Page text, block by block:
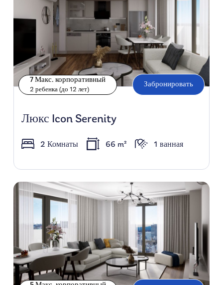
7 Макс. корпоративный
2 ребенка (до 12 лет)
Забронировать
Люкс Icon Serenity
2 Комнаты 66 m² 1 ванная